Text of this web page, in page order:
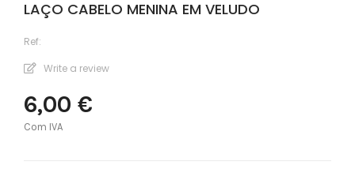
LAÇO CABELO MENINA EM VELUDO
Ref:
Write a review
6,00 €
Com IVA